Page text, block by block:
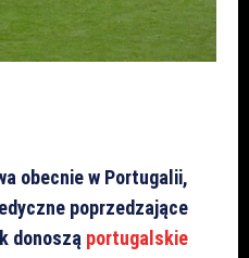
obecnie w Portugalii,
poprzedzające
donoszą portugalskie